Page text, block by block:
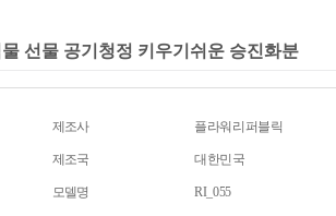
선물 공기청정 키우기쉬운 승진화분
제조사 플라워리퍼블릭
제조국 대한민국
모델명 RI_055